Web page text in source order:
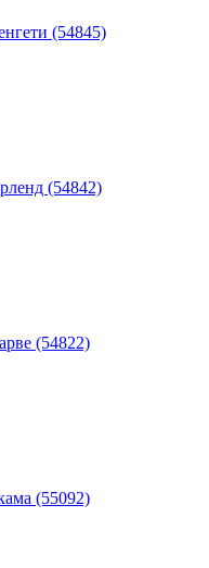
(54845)
(54842)
(54822)
(55092)